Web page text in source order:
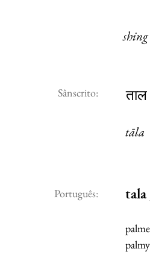
Sânscrito: ताल
tāla
Português: tala